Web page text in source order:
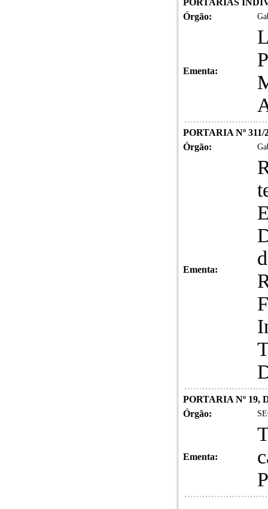
PORTARIAS
Órgão:
Ementa:
PORTARIA Nº 311/
Órgão:
Ementa:
PORTARIA Nº 19,
Órgão:
Ementa: